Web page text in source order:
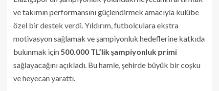
ve takımın performansını güçlendirmek amacıyla kulübe
özel bir destek verdi. Yıldırım, futbolculara ekstra
motivasyon sağlamak ve şampiyonluk hedeflerine katkıda
bulunmak için 500.000 TL’lik şampiyonluk primi
sağlayacağını açıkladı. Bu hamle, şehirde büyük bir coşku
ve heyecan yarattı.